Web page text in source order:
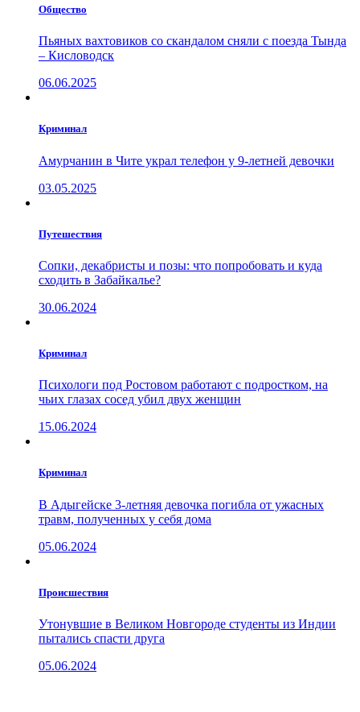
Общество
Пьяных вахтовиков со скандалом сняли с поезда Тында
– Кисловодск
06.06.2025
Криминал
Амурчанин в Чите украл телефон у 9-летней девочки
03.05.2025
Путешествия
Сопки, декабристы и позы: что попробовать и куда
сходить в Забайкалье?
30.06.2024
Криминал
Психологи под Ростовом работают с подростком, на
чьих глазах сосед убил двух женщин
15.06.2024
Криминал
В Адыгейске 3-летняя девочка погибла от ужасных
травм, полученных у себя дома
05.06.2024
Проиcшествия
Утонувшие в Великом Новгороде студенты из Индии
пытались спасти друга
05.06.2024